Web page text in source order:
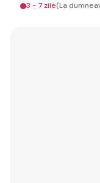
3 - 7 zile(La